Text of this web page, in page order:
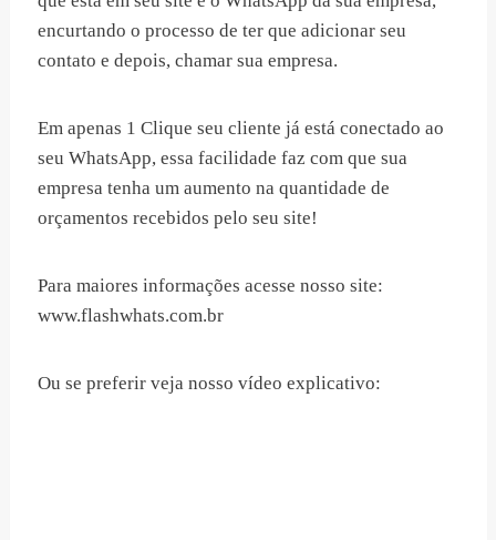
encurtando o processo de ter que adicionar seu
contato e depois, chamar sua empresa.
Em apenas 1 Clique seu cliente já está conectado ao
seu WhatsApp, essa facilidade faz com que sua
empresa tenha um aumento na quantidade de
orçamentos recebidos pelo seu site!
Para maiores informações acesse nosso site:
www.flashwhats.com.br
Ou se preferir veja nosso vídeo explicativo: